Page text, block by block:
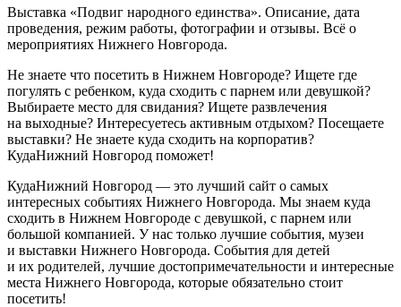
Выставка «Подвиг народного единства». Описание, дата
проведения, режим работы, фотографии и отзывы. Всё о
мероприятиях Нижнего Новгорода.
Не знаете что посетить в Нижнем Новгороде? Ищете где
погулять с ребенком, куда сходить с парнем или девушкой?
Выбираете место для свидания? Ищете развлечения
на выходные? Интересуетесь активным отдыхом? Посещаете
выставки? Не знаете куда сходить на корпоратив?
КудаНижний Новгород поможет!
КудаНижний Новгород — это лучший сайт о самых
интересных событиях Нижнего Новгорода. Мы знаем куда
сходить в Нижнем Новгороде с девушкой, с парнем или
большой компанией. У нас только лучшие события, музеи
и выставки Нижнего Новгорода. События для детей
и их родителей, лучшие достопримечательности и интересные
места Нижнего Новгорода, которые обязательно стоит
посетить!